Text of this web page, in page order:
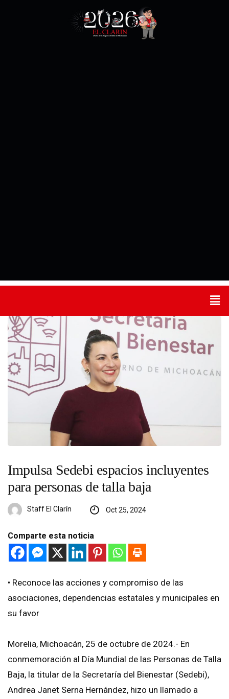
Impulsa Sedebi espacios incluyentes
para personas de talla baja
Staff El Clarín Oct 25, 2024
Comparte esta noticia
•⁠ ⁠Reconoce las acciones y compromiso de las
asociaciones, dependencias estatales y municipales en
su favor
Morelia, Michoacán, 25 de octubre de 2024.- En
conmemoración al Día Mundial de las Personas de Talla
Baja, la titular de la Secretaría del Bienestar (Sedebi),
Andrea Janet Serna Hernández, hizo un llamado a